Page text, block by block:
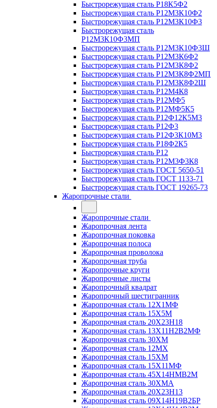
Быстрорежущая сталь Р18К5Ф2
Быстрорежущая сталь Р12М3К10Ф2
Быстрорежущая сталь Р12М3К10Ф3
Быстрорежущая сталь
Р12М3К10Ф3МП
Быстрорежущая сталь Р12М3К10Ф3Ш
Быстрорежущая сталь Р12М3К6Ф2
Быстрорежущая сталь Р12М3К8Ф2
Быстрорежущая сталь Р12М3К8Ф2МП
Быстрорежущая сталь Р12М3К8Ф2Ш
Быстрорежущая сталь Р12М4К8
Быстрорежущая сталь Р12МФ5
Быстрорежущая сталь Р12МФ5К5
Быстрорежущая сталь Р12Ф12К5М3
Быстрорежущая сталь Р12Ф3
Быстрорежущая сталь Р12Ф3К10М3
Быстрорежущая сталь Р18Ф2К5
Быстрорежущая сталь Р12
Быстрорежущая сталь Р12М3Ф3К8
Быстрорежущая сталь ГОСТ 5650-51
Быстрорежущая сталь ГОСТ 1133-71
Быстрорежущая сталь ГОСТ 19265-73
Жаропрочные стали
Жаропрочные стали
Жаропрочная лента
Жаропрочная поковка
Жаропрочная полоса
Жаропрочная проволока
Жаропрочная труба
Жаропрочные круги
Жаропрочные листы
Жаропрочный квадрат
Жаропрочный шестигранник
Жаропрочная сталь 12Х1МФ
Жаропрочная сталь 15Х5М
Жаропрочная сталь 20Х23Н18
Жаропрочная сталь 13Х11Н2В2МФ
Жаропрочная сталь 30ХМ
Жаропрочная сталь 12МХ
Жаропрочная сталь 15ХМ
Жаропрочная сталь 15Х11МФ
Жаропрочная сталь 45Х14НМВ2М
Жаропрочная сталь 30ХМА
Жаропрочная сталь 20Х23Н13
Жаропрочная сталь 09Х14Н19В2БР